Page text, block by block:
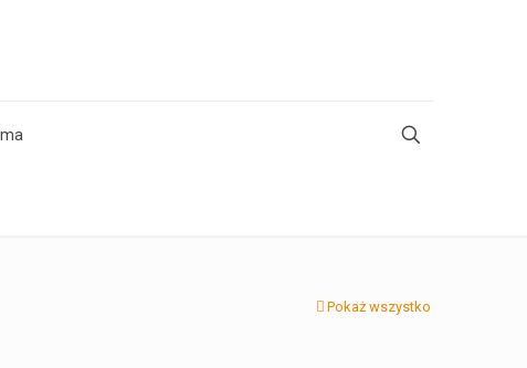
Pokaż wszystko